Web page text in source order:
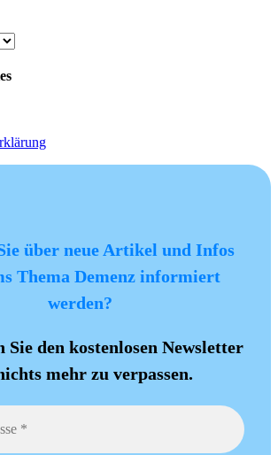
über neue Artikel und Infos
Thema Demenz informiert
werden?
Sie den kostenlosen Newsletter
mehr zu verpassen.